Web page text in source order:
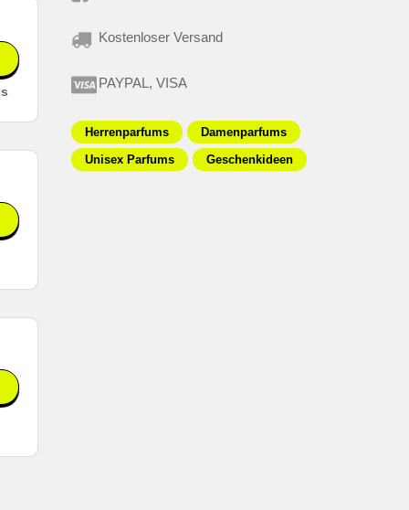
Kostenloser Versand
PAYPAL, VISA
Herrenparfums
Damenparfums
Unisex Parfums
Geschenkideen